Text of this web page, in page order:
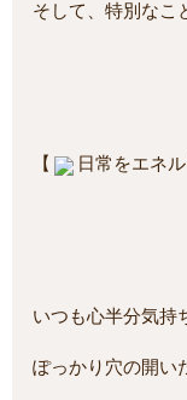
そして、特別なこ
【 日常をエネ
いつも心半分気持
ぽっかり穴の開い